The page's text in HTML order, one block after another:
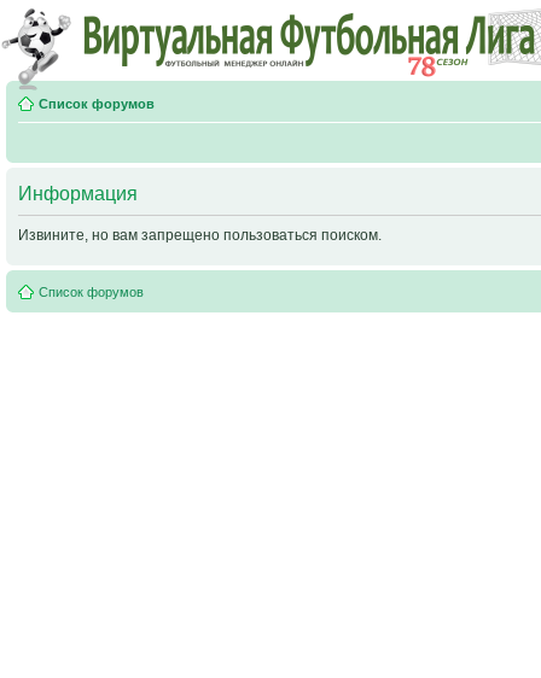
Список форумов
Информация
Извините, но вам запрещено пользоваться поиском.
Список форумов